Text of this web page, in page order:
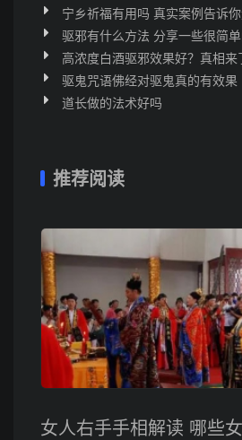
宁乡祈福有用吗 真实案例告诉
驱邪有什么方法 分享一些很简
高浓度白酒驱邪效果好？真相来
驱鬼咒语佛经对驱鬼真的有效果
道长做的法术好吗
推荐阅读
女人右手手相解读 哪些